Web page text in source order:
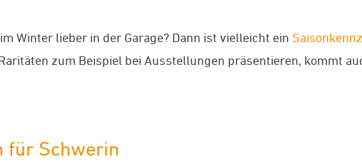
Winter lieber in der Garage? Dann ist vielleicht ein
zum Beispiel bei Ausstellungen präsentieren, kommt
für Schwerin